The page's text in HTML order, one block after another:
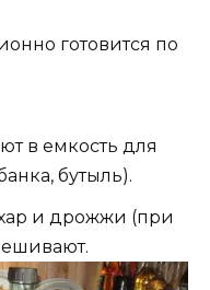
готовится по
в емкость для
бутыль).
и дрожжи (при